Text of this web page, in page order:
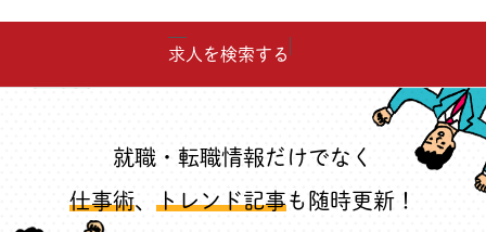
求人を検索する
就職・転職情報だけでなく
仕事術、 トレンド記事も随時更新！